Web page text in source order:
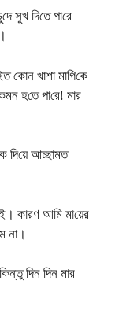
সুখ দি‌তে পা‌রে
খাশা মা‌গি‌কে
হ‌তে পা‌রে! মার
দি‌য়ে আচ্ছামত
কারণ আ‌মি মা‌য়ের
না।
দিন দিন মার